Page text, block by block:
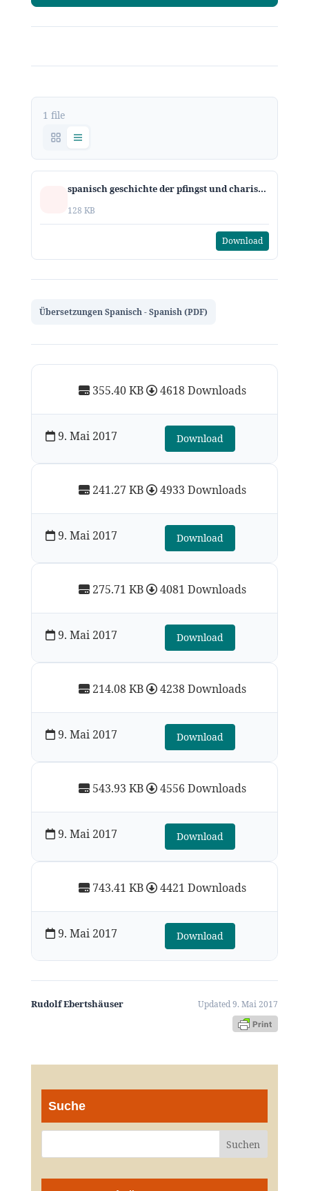
1 file
spanisch geschichte der pfingst und charismatischen bewegung
128 KB
Download
Übersetzungen Spanisch - Spanish (PDF)
355.40 KB 4618 Downloads
9. Mai 2017 Download
743.41 KB 4421 Downloads
9. Mai 2017 Download
543.93 KB 4556 Downloads
9. Mai 2017 Download
241.27 KB 4933 Downloads
9. Mai 2017 Download
275.71 KB 4081 Downloads
9. Mai 2017 Download
214.08 KB 4238 Downloads
9. Mai 2017 Download
Rudolf Ebertshäuser Updated 9. Mai 2017
Suche